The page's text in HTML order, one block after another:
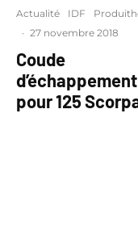
Actualité IDF
· 27 novembre 2018
Coude
d’échappement
pour 125